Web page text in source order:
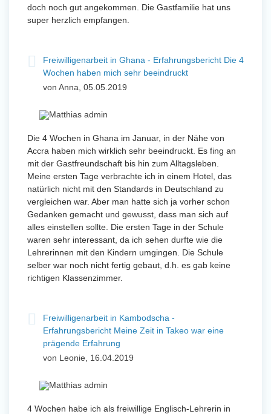
doch noch gut angekommen. Die Gastfamilie hat uns
super herzlich empfangen.
Freiwilligenarbeit in Ghana - Erfahrungsbericht Die 4
Wochen haben mich sehr beeindruckt
von Anna, 05.05.2019
Die 4 Wochen in Ghana im Januar, in der Nähe von
Accra haben mich wirklich sehr beeindruckt. Es fing an
mit der Gastfreundschaft bis hin zum Alltagsleben.
Meine ersten Tage verbrachte ich in einem Hotel, das
natürlich nicht mit den Standards in Deutschland zu
vergleichen war. Aber man hatte sich ja vorher schon
Gedanken gemacht und gewusst, dass man sich auf
alles einstellen sollte. Die ersten Tage in der Schule
waren sehr interessant, da ich sehen durfte wie die
Lehrerinnen mit den Kindern umgingen. Die Schule
selber war noch nicht fertig gebaut, d.h. es gab keine
richtigen Klassenzimmer.
Freiwilligenarbeit in Kambodscha -
Erfahrungsbericht Meine Zeit in Takeo war eine
prägende Erfahrung
von Leonie, 16.04.2019
4 Wochen habe ich als freiwillige Englisch-Lehrerin in